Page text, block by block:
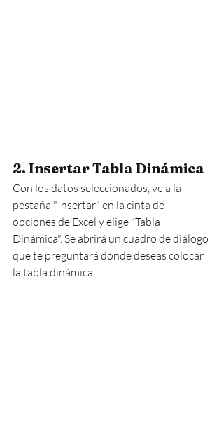
2. Insertar Tabla Dinámica
Con los datos seleccionados, ve a la
pestaña "Insertar" en la cinta de
opciones de Excel y elige "Tabla
Dinámica". Se abrirá un cuadro de diálogo
que te preguntará dónde deseas colocar
la tabla dinámica.